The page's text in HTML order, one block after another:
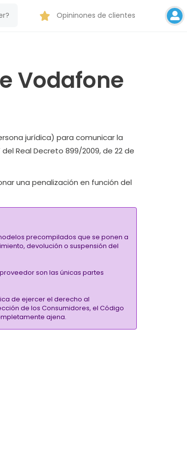
Opininones de clientes
Vodafone
jurídica) para comunicar la
Real Decreto 899/2009, de 22 de
una penalización en función del
precompilados que se ponen a
devolución o suspensión del
son las únicas partes
de ejercer el derecho al
de los Consumidores, el Código
ajena.